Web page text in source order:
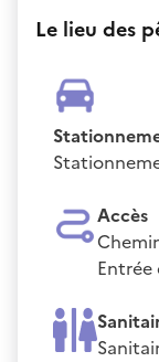
Le lieu des
Accès